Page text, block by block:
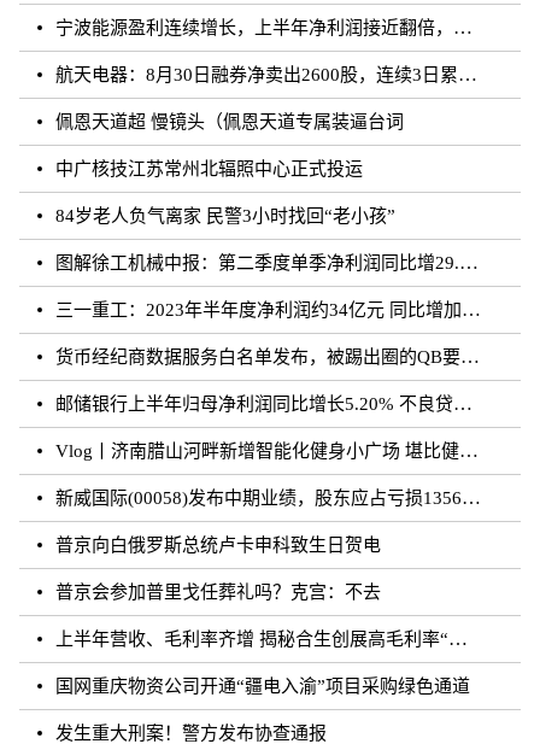
宁波能源盈利连续增长，上半年净利润接近翻倍，研发支出行业前列，新能源业务顺利发展
航天电器：8月30日融券净卖出2600股，连续3日累计净卖出7.09万股
佩恩天道超 慢镜头（佩恩天道专属装逼台词
中广核技江苏常州北辐照中心正式投运
84岁老人负气离家 民警3小时找回“老小孩”
图解徐工机械中报：第二季度单季净利润同比增29.35%
三一重工：2023年半年度净利润约34亿元 同比增加29.07%
货币经纪商数据服务白名单发布，被踢出圈的QB要回归了？
邮储银行上半年归母净利润同比增长5.20% 不良贷款率0.81%
Vlog丨济南腊山河畔新增智能化健身小广场 堪比健身房
新威国际(00058)发布中期业绩，股东应占亏损1356.9万港元 同比扩大47.89%
普京向白俄罗斯总统卢卡申科致生日贺电
普京会参加普里戈任葬礼吗？克宫：不去
上半年营收、毛利率齐增 揭秘合生创展高毛利率“稳字诀”
国网重庆物资公司开通“疆电入渝”项目采购绿色通道
发生重大刑案！警方发布协查通报